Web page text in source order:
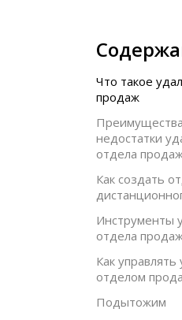
Что такое
продаж
недостатки
отдела
Как создать
Инструменты
отдела
Как
отделом
Подытожим